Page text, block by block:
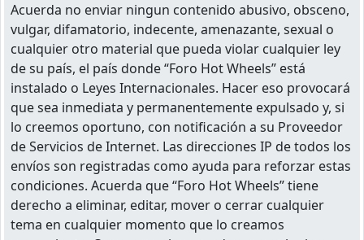
Acuerda no enviar ningun contenido abusivo, obsceno,
vulgar, difamatorio, indecente, amenazante, sexual o
cualquier otro material que pueda violar cualquier ley
de su país, el país donde “Foro Hot Wheels” está
instalado o Leyes Internacionales. Hacer eso provocará
que sea inmediata y permanentemente expulsado y, si
lo creemos oportuno, con notificación a su Proveedor
de Servicios de Internet. Las direcciones IP de todos los
envíos son registradas como ayuda para reforzar estas
condiciones. Acuerda que “Foro Hot Wheels” tiene
derecho a eliminar, editar, mover o cerrar cualquier
tema en cualquier momento que lo creamos